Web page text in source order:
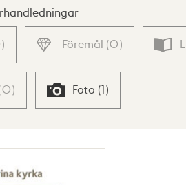
) Föremål (0)
0) Foto (1)